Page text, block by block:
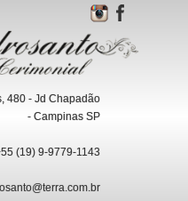
480 - Jd Chapadão
- Campinas SP
(19) 9-9779-1143